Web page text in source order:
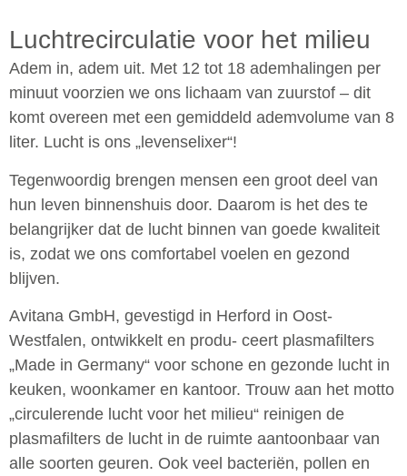
Luchtrecirculatie voor het milieu
Adem in, adem uit. Met 12 tot 18 ademhalingen per
minuut voorzien we ons lichaam van zuurstof – dit
komt overeen met een gemiddeld ademvolume van 8
liter. Lucht is ons „levenselixer“!
Tegenwoordig brengen mensen een groot deel van
hun leven binnenshuis door. Daarom is het des te
belangrijker dat de lucht binnen van goede kwaliteit
is, zodat we ons comfortabel voelen en gezond
blijven.
Avitana GmbH, gevestigd in Herford in Oost-
Westfalen, ontwikkelt en produ- ceert plasmafilters
„Made in Germany“ voor schone en gezonde lucht in
keuken, woonkamer en kantoor. Trouw aan het motto
„circulerende lucht voor het milieu“ reinigen de
plasmafilters de lucht in de ruimte aantoonbaar van
alle soorten geuren. Ook veel bacteriën, pollen en